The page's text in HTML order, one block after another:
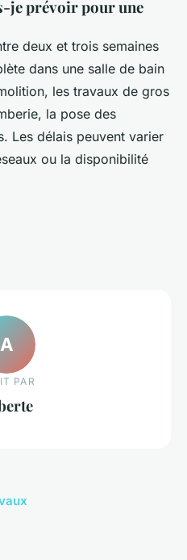
je prévoir pour une
deux et trois semaines
dans une salle de bain
les travaux de gros
la pose des
Les délais peuvent varier
ou la disponibilité
A
PAR